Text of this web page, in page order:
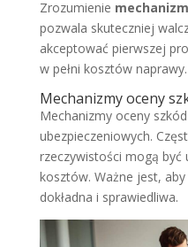
Zrozumienie
pozwala skuteczniej
akceptować pierwszej
w pełni kosztów naprawy.
Mechanizmy oceny
Mechanizmy oceny
ubezpieczeniowych.
rzeczywistości mogą być
kosztów. Ważne jest, aby
dokładna i sprawiedliwa.